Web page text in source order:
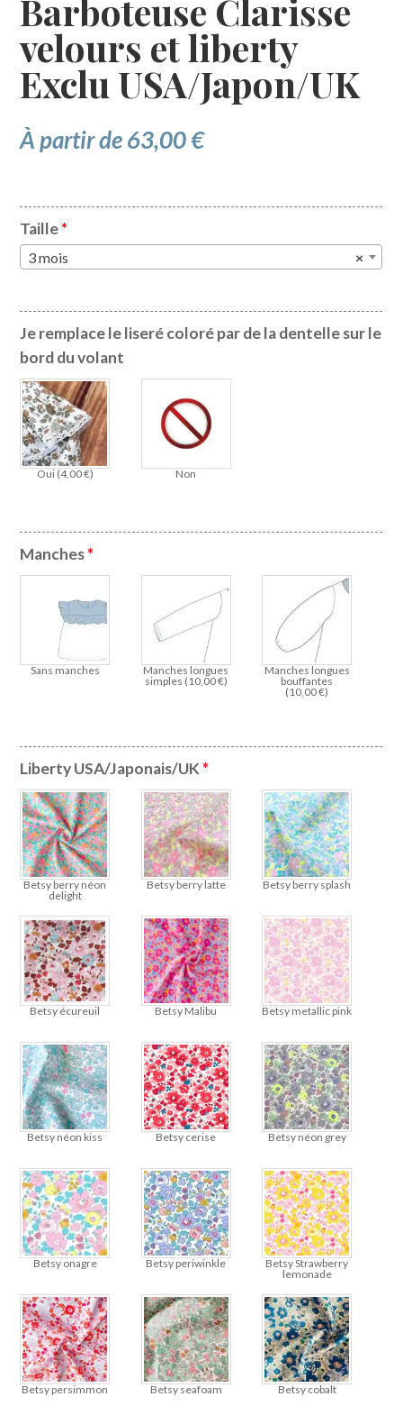
Barboteuse Clarisse
velours et liberty
Exclu USA/Japon/UK
À partir de63,00€
Taille*
×
3 mois
Je remplace le liseré coloré par de la dentelle sur le
bord du volant
Oui (4,00€) Non
Manches*
Sans manches
Manches longues
simples (10,00€)
Manches longues
bouffantes
(10,00€)
Liberty USA/Japonais/UK*
Betsy berry néon
delight
Betsy berry latte Betsy berry splash
Betsy écureuil Betsy Malibu Betsy metallic pink
Betsy néon kiss Betsy cerise Betsy néon grey
Betsy onagre Betsy periwinkle
Betsy Strawberry
lemonade
Betsy persimmon Betsy seafoam Betsy cobalt